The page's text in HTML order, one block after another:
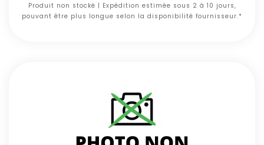
Produit non stocké | Expédition estimée sous 2 à 10 jours,
pouvant être plus longue selon la disponibilité fournisseur.*